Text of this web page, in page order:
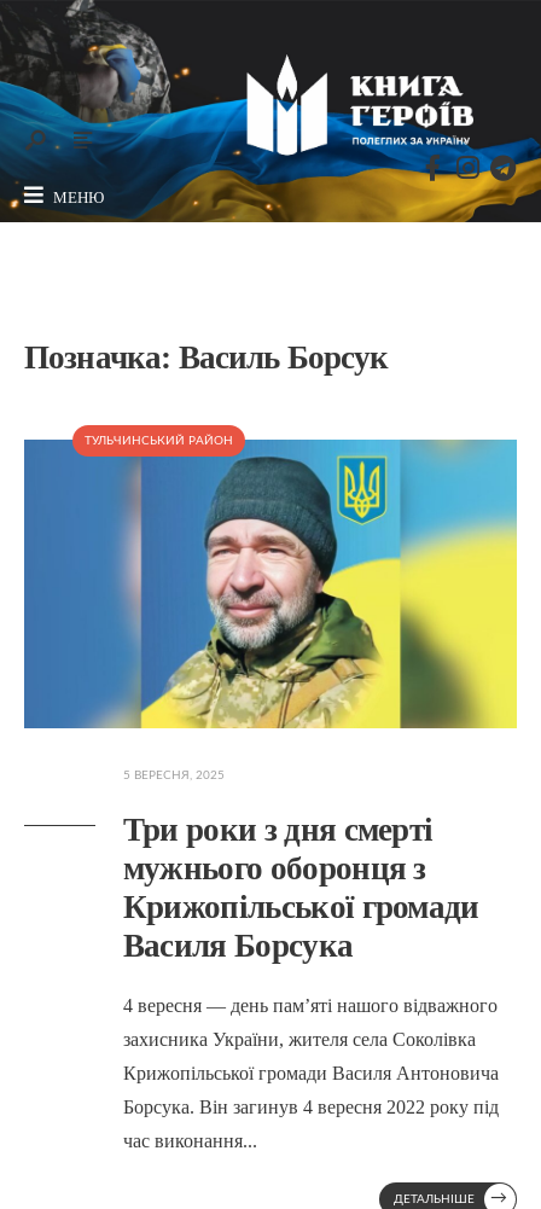
МЕНЮ
Позначка: Василь Борсук
ТУЛЬЧИНСЬКИЙ РАЙОН
5 ВЕРЕСНЯ, 2025
Три роки з дня смерті
мужнього оборонця з
Крижопільської громади
Василя Борсука
4 вересня — день пам’яті нашого відважного
захисника України, жителя села Соколівка
Крижопільської громади Василя Антоновича
Борсука. Він загинув 4 вересня 2022 року під
час виконання...
ДЕТАЛЬНІШЕ →